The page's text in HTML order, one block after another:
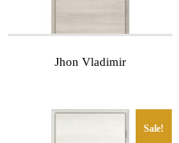
Jhon Vladimir
Sale!